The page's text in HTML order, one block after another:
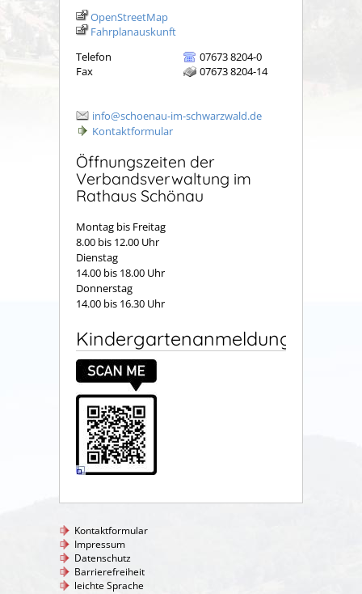
OpenStreetMap
Fahrplanauskunft
Telefon
07673 8204-0
Fax
07673 8204-14
info@schoenau-im-schwarzwald.de
Kontaktformular
Öffnungszeiten der
Verbandsverwaltung im
Rathaus Schönau
Montag bis Freitag
8.00 bis 12.00 Uhr
Dienstag
14.00 bis 18.00 Uhr
Donnerstag
14.00 bis 16.30 Uhr
Kindergartenanmeldung
Kontaktformular
Impressum
Datenschutz
Barrierefreiheit
leichte Sprache